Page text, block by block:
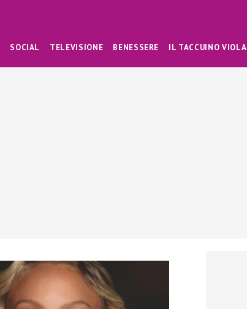
SOCIAL TELEVISIONE BENESSERE IL TACCUINO VIOLA